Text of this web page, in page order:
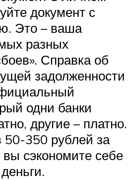
документ с
Это – ваша
разных
Справка об
задолженности
одни банки
другие – платно.
50-350 рублей за
вы сэкономите себе